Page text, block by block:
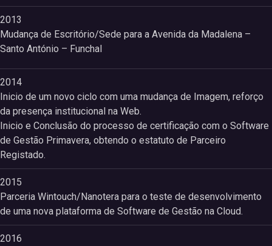
2013
Mudança de Escritório/Sede para a Avenida da Madalena –
Santo António – Funchal
2014
Inicio de um novo ciclo com uma mudança de Imagem, reforço
da presença institucional na Web.
Inicio e Conclusão do processo de certificação com o Software
de Gestão Primavera, obtendo o estatuto de Parceiro
Registado.
2015
Parceria Wintouch/Nanotera para o teste de desenvolvimento
de uma nova plataforma de Software de Gestão na Cloud.
2016